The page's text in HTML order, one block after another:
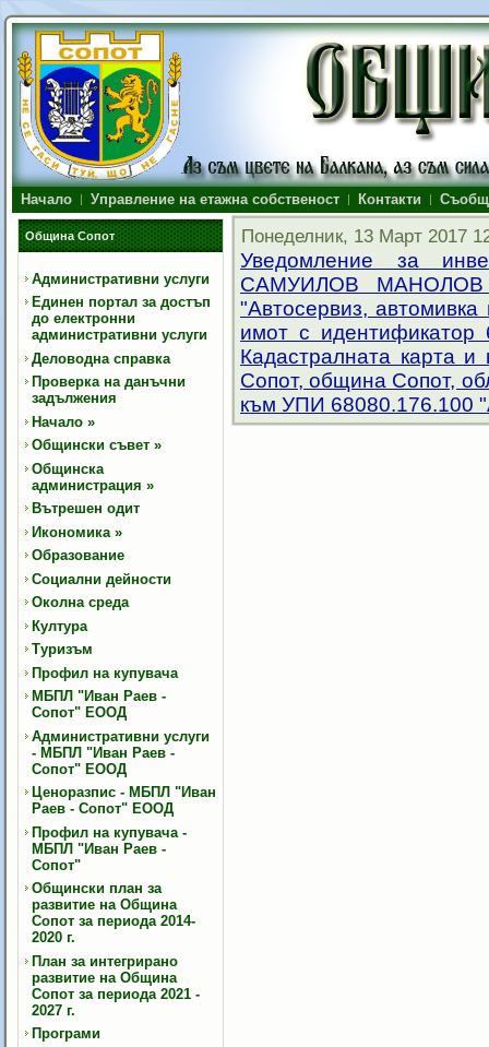
Начало Управление на етажна собственост Контакти
Община Сопот
Административни услуги
Единен портал за достъп
до електронни
административни услуги
Деловодна справка
Проверка на данъчни
задължения
Начало »
Общински съвет »
Общинска
администрация »
Вътрешен одит
Икономика »
Образование
Социални дейности
Околна среда
Култура
Туризъм
Профил на купувача
МБПЛ "Иван Раев -
Сопот" ЕООД
Административни услуги
- МБПЛ "Иван Раев -
Сопот" ЕООД
Ценоразпис - МБПЛ "Иван
Раев - Сопот" ЕООД
Профил на купувача -
МБПЛ "Иван Раев -
Сопот"
Общински план за
развитие на Община
Сопот за периода 2014-
2020 г.
План за интегрирано
развитие на Община
Сопот за периода 2021 -
2027 г.
Програми
Понеделник, 13 Март 2017
Уведомление за
САМУИЛОВ МАНОЛОВ
"Автосервиз,
имот с
Кадастралната карта и
Сопот, община Сопот,
към УПИ 68080.176.100